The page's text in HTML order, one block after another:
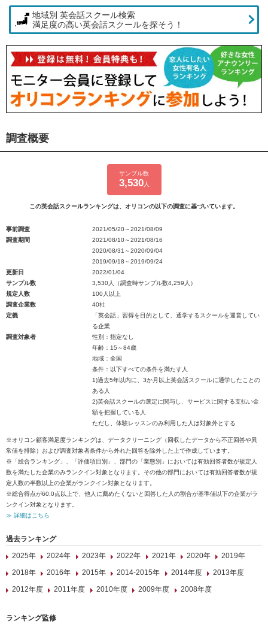
地域別 英会話スクール検索
満足度の高い英会話スクールを探そう！
調査概要
サンプル数
3,530人
この英会話スクールランキングは、オリコンの以下の調査に基づいています。
事前調査
2021/05/20～2021/08/09
調査期間
2021/08/10～2021/08/16
2020/08/31～2020/09/04
2019/09/18～2019/09/24
更新日
2022/01/04
サンプル数
3,530人（調査時サンプル数4,259人）
規定人数
100人以上
調査企業数
40社
定義
「英会話」習得を目的として、通学するスクールを運営してい
る企業
調査対象者
性別：指定なし
年齢：15～84歳
地域：全国
条件：以下すべての条件を満たす人
1)過去5年以内に、3か月以上英会話スクールに通学したことの
ある人
2)英会話スクールの選定に関与し、サービスに関する支払い金
額を把握している人
ただし、体験レッスンのみ利用した人は対象外とする
※オリコン顧客満足度ランキングは、データクリーニング（回収したデータから不正回答や異
常値を排除）および調査対象者条件から外れた回答を除外した上で作成しています。
※「総合ランキング」、「評価項目別」、部門の「業態別」においては有効回答者数が規定人
数を満たした企業のみランクイン対象となります。その他の部門においては有効回答者数が規
定人数の半数以上の企業がランクイン対象となります。
※総合得点が60.0点以上で、他人に薦めたくないと回答した人の割合が基準値以下の企業がラ
ンクイン対象となります。
≫ 詳細はこちら
過去ランキング
2025年
2024年 2023年 2022年 2021年 2020年
2019年
2018年
2016年 2015年 2014-2015年 2014年度
2013年度
2012年度
2011年度 2010年度 2009年度 2008年度
ランキング監修